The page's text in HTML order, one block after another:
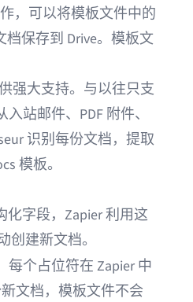
，可以将模板文件中的
保存到 Drive。模板文
强大支持。与以往只支
站邮件、PDF 附件、
识别每份文档，提取
模板。
化字段，Zapier 利用这
创建新文档。
每个占位符在 Zapier 中
文档，模板文件不会